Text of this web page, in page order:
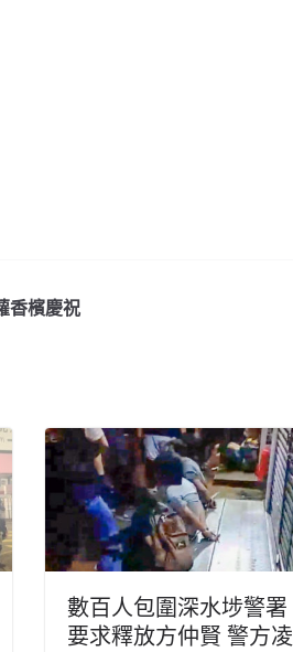
香檳慶祝
數百人包圍深水埗警署
要求釋放方仲賢 警方凌